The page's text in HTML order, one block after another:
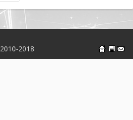
На
2018